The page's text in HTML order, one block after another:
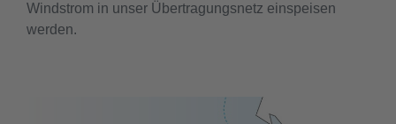
Windstrom in unser Übertragungsnetz einspeisen
werden.